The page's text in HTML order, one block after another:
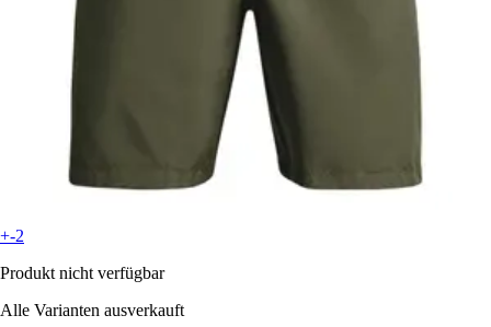
+-2
Produkt nicht verfügbar
Alle Varianten ausverkauft